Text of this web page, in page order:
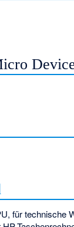
für technische